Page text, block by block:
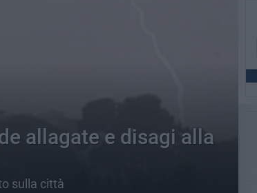
allagate e disagi alla
sulla città